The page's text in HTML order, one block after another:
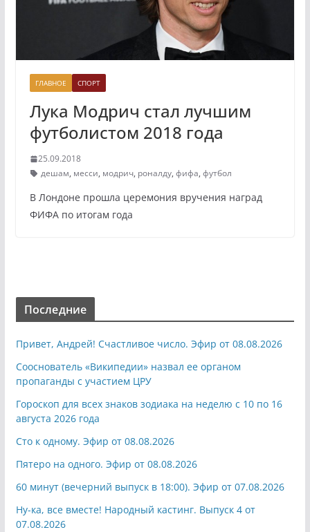
ГЛАВНОЕ СПОРТ
Лука Модрич стал лучшим
футболистом 2018 года
25.09.2018
дешам, месси, модрич, роналду, фифа, футбол
В Лондоне прошла церемония вручения наград
ФИФА по итогам года
Последние
Привет, Андрей! Счастливое число. Эфир от 08.08.2026
Сооснователь «Википедии» назвал ее органом
пропаганды с участием ЦРУ
Гороскоп для всех знаков зодиака на неделю с 10 по 16
августа 2026 года
Сто к одному. Эфир от 08.08.2026
Пятеро на одного. Эфир от 08.08.2026
60 минут (вечерний выпуск в 18:00). Эфир от 07.08.2026
Ну-ка, все вместе! Народный кастинг. Выпуск 4 от
07.08.2026